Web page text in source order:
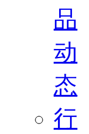
品
动
态
行